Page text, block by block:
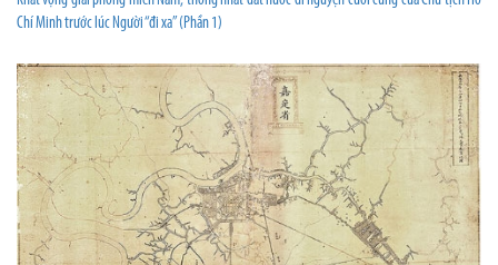
Chí Minh trước lúc Người “đi xa” (Phần 1)